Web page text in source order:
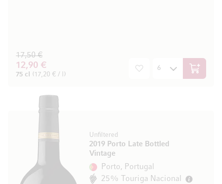
12,90 €
17,50 €
75 cl (17,20 € / l) In den
Unfiltered
2019 Porto Late Bottled
Vintage
Porto, Portugal
25% Touriga Nacional